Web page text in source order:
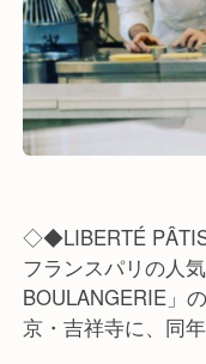
◇◆LIBERTÉ
フランスパリの人
BOULANGERIE」
京・吉祥寺に、同